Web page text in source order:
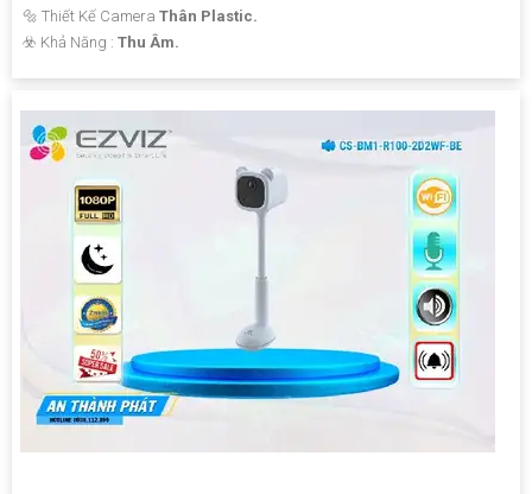
🔩 Thiết Kế Camera Thân Plastic.
️☣️ Khả Năng : Thu Âm.